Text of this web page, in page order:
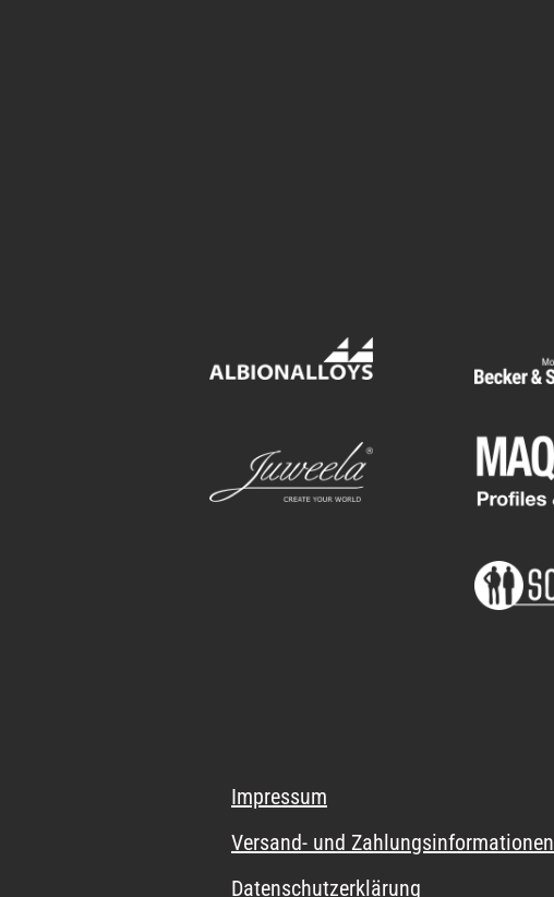
Impressum
Versand- und Zahlungsinformationen
Datenschutzerklärung